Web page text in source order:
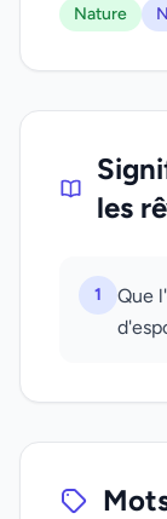
Nature
les
1
Que